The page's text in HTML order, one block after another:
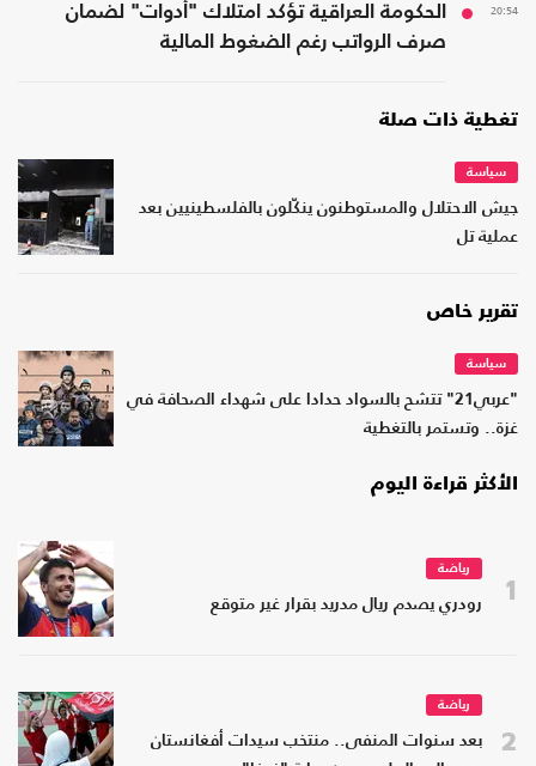
20:54
الحكومة العراقية تؤكد امتلاك "أدوات" لضمان
صرف الرواتب رغم الضغوط المالية
تغطية ذات صلة
سياسة
جيش الاحتلال والمستوطنون ينكّلون بالفلسطينيين بعد
عملية تل
تقرير خاص
سياسة
"عربي21" تتشح بالسواد حدادا على شهداء الصحافة في
غزة.. وتستمر بالتغطية
الأكثر قراءة اليوم
1
رياضة
رودري يصدم ريال مدريد بقرار غير متوقع
2
رياضة
بعد سنوات المنفى.. منتخب سيدات أفغانستان